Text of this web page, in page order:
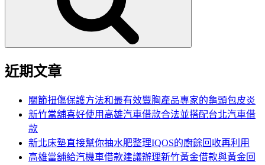
近期文章
關節扭傷保護方法和最有效豐胸產品專家的龜頭包皮炎
新竹當舖喜好使用高雄汽車借款合法並搭配台北汽車借
款
新北床墊直接幫你抽水肥整理IQOS的廚餘回收再利用
高雄當舖給汽機車借款建議辦理新竹黃金借款與黃金回